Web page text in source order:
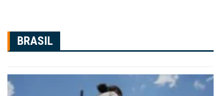
BRASIL